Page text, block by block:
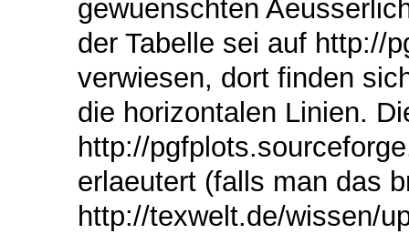
gewuenschten
der Tabelle sei auf http://
verwiesen, dort finden
die horizontalen Linien.
http://
erlaeutert (falls man das
http://texwelt.de/wissen/